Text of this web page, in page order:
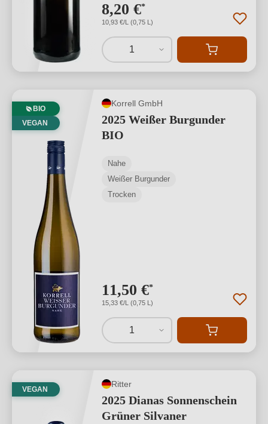
8,20 €*
10,93 €/L (0,75 L)
1
BIO
VEGAN
Korrell GmbH
2025 Weißer Burgunder
BIO
Nahe
Weißer Burgunder
Trocken
11,50 €*
15,33 €/L (0,75 L)
1
VEGAN
Ritter
2025 Dianas Sonnenschein
Grüner Silvaner